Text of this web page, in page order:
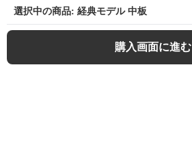
選択中の商品: 経典モデル 中板
購入画面に進む